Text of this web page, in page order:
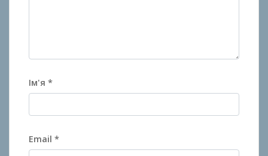
Ім'я *
Email *